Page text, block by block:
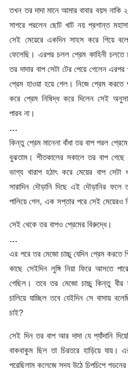
তখন তর দাদা মানে আমার বাবার বয়স
সাগরে পরলেন ছোট খাট নয় প্রশান্ত
সেই মেয়েরে একদিন সাহস করে গিয়ে
ফেলেছি। এরপর চলল প্রেম কাহিনী চলতে
তর দাদার বাপ সেটা টের পেয়ে গেলেন
প্রেম হাওয়া হয়ে গেল। নিজে প্রেম করতে
করে প্রেম নিষিদ্ধ করে দিলেন সেই
পারব না।
…
কিন্তু প্রেম মানেনা বাঁধা তর বাপ পরল
বুঝতাম। শীতকালের সকালে তর বাপ গেছে
ভাগ্য খারাপ হঠাৎ করে মেয়ের বাপ
সারাদিন দৌড়ানি দিছে এই দৌড়ানির
পালিয়ে গেল, এক সপ্তার পরে সেই মেয়েরও
সেই থেকে তর বাপও প্রেমের বিরুদ্ধে।
…
এর পরে তর মেজো চাচ্চু যেদিন প্রেম করতে
কাছে সেইদিন লুঙ্গি নিয়া ফিরে আসতে
গেছিল। তবে তর মেজো চাচ্চু কিন্তু
চালিয়ে যাচ্ছিল তবে যেইদিন সে বাসায়
চাই?
সেই দিন তর বাপ আর দাদা যে প্যাঁদানি
বাকবাকুম ছিল তা চিরতরে হাড়িয়ে
পরেছিলাম কলেজে সদ্য উঠে চিপচিপে